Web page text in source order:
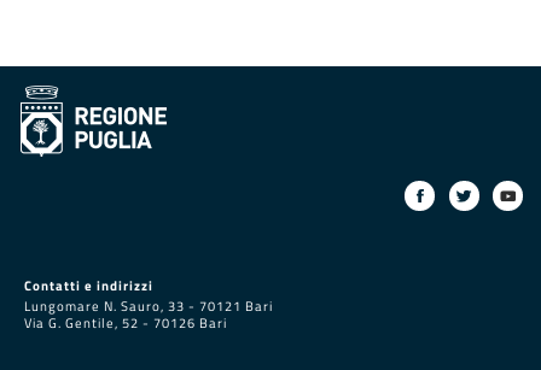
Contatti e indirizzi
Lungomare N. Sauro, 33 - 70121 Bari
Via G. Gentile, 52 - 70126 Bari